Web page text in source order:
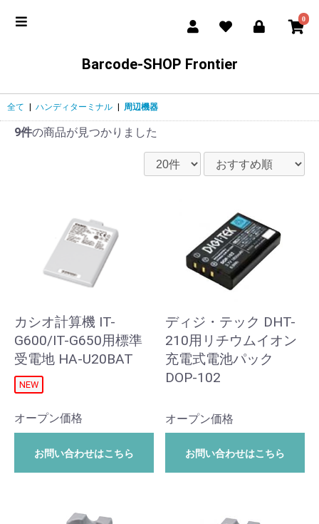
0
Barcode-SHOP Frontier
全て ハンディターミナル 周辺機器
9件の商品が見つかりました
カシオ計算機 IT-
G600/IT-G650用標準
受電地 HA-U20BAT
NEW
オープン価格
お問い合わせはこちら
ディジ・テック DHT-
210用リチウムイオン
充電式電池パック
DOP-102
オープン価格
お問い合わせはこちら